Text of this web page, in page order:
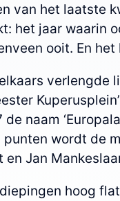
van het laatste
jaar waarin
ooit. En
naam
wordt de
Jan
hoog